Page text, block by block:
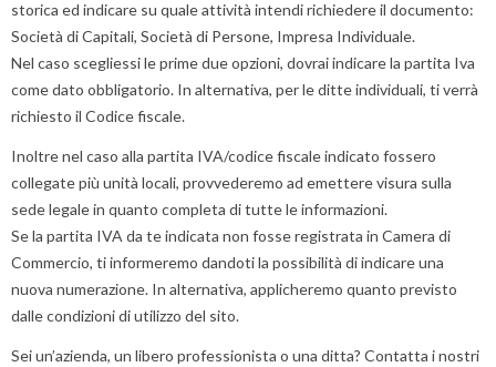
storica ed indicare su quale attività intendi richiedere il documento:
Società di Capitali, Società di Persone, Impresa Individuale.
Nel caso scegliessi le prime due opzioni, dovrai indicare la partita Iva
come dato obbligatorio. In alternativa, per le ditte individuali, ti verrà
richiesto il Codice fiscale.
Inoltre nel caso alla partita IVA/codice fiscale indicato fossero
collegate più unità locali, provvederemo ad emettere visura sulla
sede legale in quanto completa di tutte le informazioni.
Se la partita IVA da te indicata non fosse registrata in Camera di
Commercio, ti informeremo dandoti la possibilità di indicare una
nuova numerazione. In alternativa, applicheremo quanto previsto
dalle condizioni di utilizzo del sito.
Sei un’azienda, un libero professionista o una ditta? Contatta i nostri